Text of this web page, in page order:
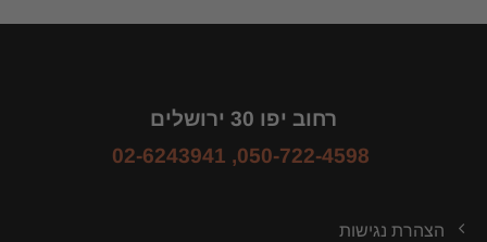
רחוב יפו 30 ירושלים
050-722-4598
,
02-6243941
הצהרת נגישות